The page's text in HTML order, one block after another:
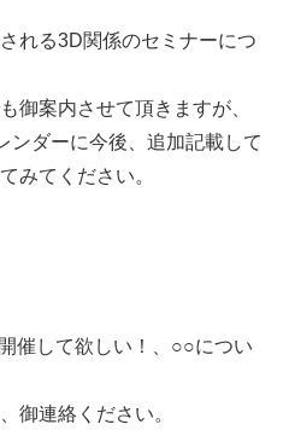
れる3D関係のセミナーにつ
御案内させて頂きますが、
ンダーに今後、追加記載して
みてください。
催して欲しい！、○○につい
御連絡ください。